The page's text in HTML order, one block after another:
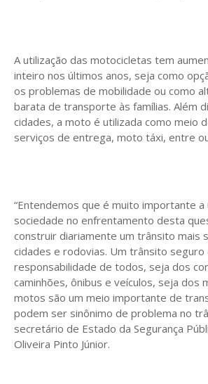
A utilização das motocicletas tem
inteiro nos últimos anos, seja como
os problemas de mobilidade ou como
barata de transporte às famílias. Além
cidades, a moto é utilizada como meio
serviços de entrega, moto táxi, entre
“Entendemos que é muito importante a
sociedade no enfrentamento desta
construir diariamente um trânsito mais
cidades e rodovias. Um trânsito
responsabilidade de todos, seja dos
caminhões, ônibus e veículos, seja dos
motos são um meio importante de
podem ser sinônimo de problema no
secretário de Estado da Segurança
Oliveira Pinto Júnior.